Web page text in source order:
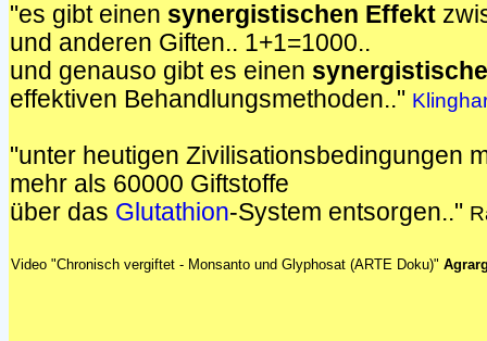
"es gibt einen synergistischen Effekt
und anderen Giften.. 1+1=1000..
und genauso gibt es einen
effektiven Behandlungsmethoden.."
"unter heutigen Zivilisationsbedingungen
mehr als 60000 Giftstoffe
über das Glutathion-System entsorgen.."
Video "Chronisch vergiftet - Monsanto und Glyphosat (ARTE Doku)"